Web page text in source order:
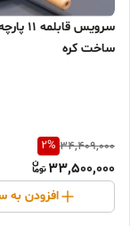
ساخت کره
34,409,000
2%
33,500,000
افزودن به